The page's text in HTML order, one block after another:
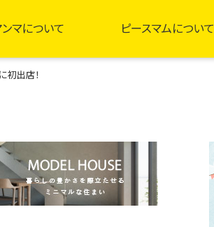
マについて ピースマムについて
初出店！